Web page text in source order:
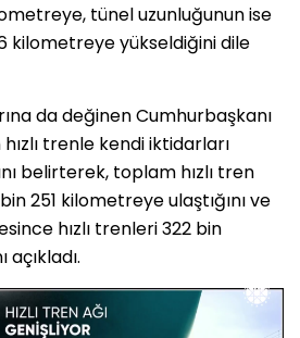
tünel uzunluğunun ise
kilometreye yükseldiğini dile
da değinen Cumhurbaşkanı
trenle kendi iktidarları
belirterek, toplam hızlı tren
251 kilometreye ulaştığını ve
hızlı trenleri 322 bin
açıkladı.